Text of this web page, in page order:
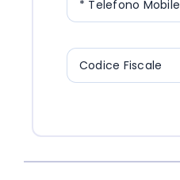
* Telefono Mobile
Codice Fiscale